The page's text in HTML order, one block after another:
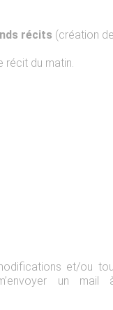
récits (création de
récit du matin.
et/ou
un mail